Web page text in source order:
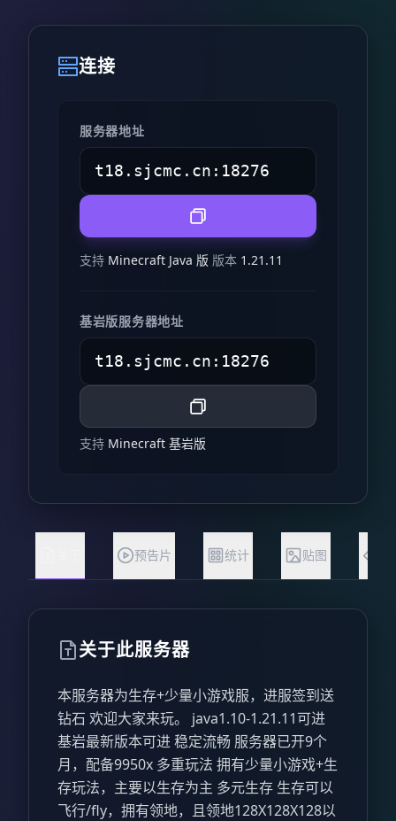
连接
服务器地址
支持 Minecraft Java 版 版本 1.21.11
基岩版服务器地址
支持 Minecraft 基岩版
预告片 统计 贴图
关于此服务器
本服务器为生存+少量小游戏服，进服签到送
钻石 欢迎大家来玩。 java1.10-1.21.11可进
基岩最新版本可进 稳定流畅 服务器已开9个
月，配备9950x 多重玩法 拥有少量小游戏+生
存玩法，主要以生存为主 多元生存 生存可以
飞行/fly，拥有领地，且领地128X128X128以